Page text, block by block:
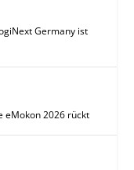
Germany ist
eMokon 2026 rückt